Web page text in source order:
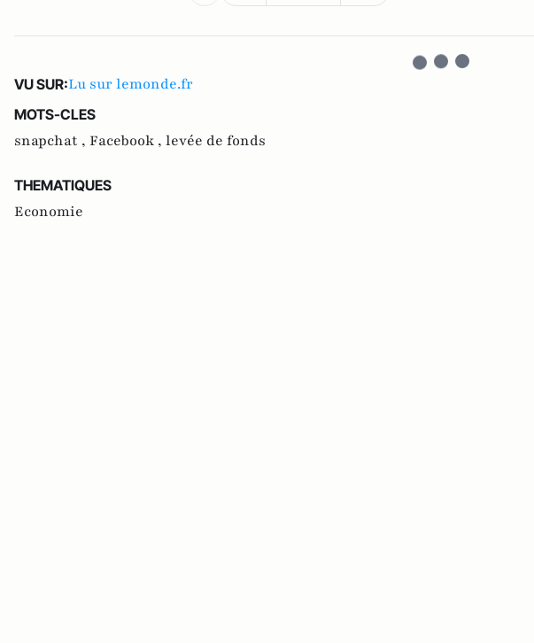
VU SUR:Lu sur lemonde.fr
MOTS-CLES
snapchat , Facebook , levée de fonds
THEMATIQUES
Economie